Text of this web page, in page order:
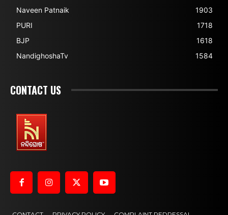
Naveen Patnaik
1903
PURI
1718
BJP
1618
NandighoshaTv
1584
CONTACT US